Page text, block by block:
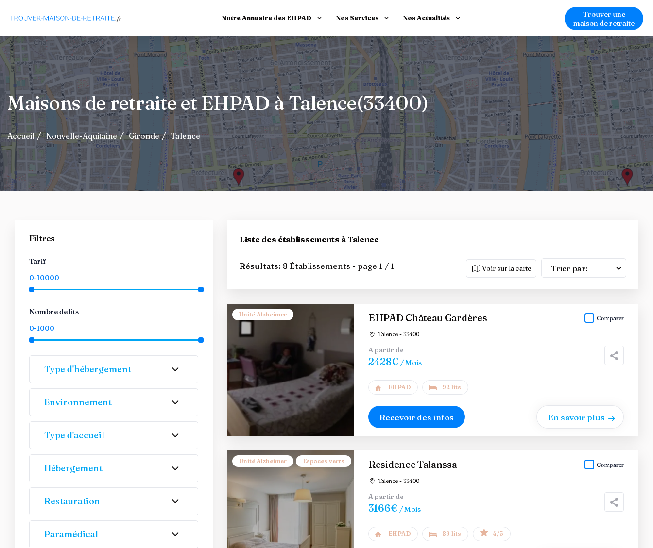
Notre Annuaire des EHPAD Nos Services Nos Actualités
Trouver une
maison de retraite
Maisons de retraite et EHPAD à Talence(33400)
Accueil Nouvelle-Aquitaine Gironde Talence
Liste des établissements à Talence
Résultats: 8 Établissements - page 1 / 1 Voir sur la carte Trier par:
Unité Alzheimer EHPAD Château Gardères
Talence - 33400
Comparer
A partir de
2428€ / Mois
EHPAD 92 lits
Recevoir des infos En savoir plus
Unité Alzheimer Espaces verts Residence Talanssa
Talence - 33400
Comparer
A partir de
3166€ / Mois
EHPAD 89 lits 4/5
Filtres
Tarif
Nombre de lits
Type d'hébergement
Environnement
Type d'accueil
Hébergement
Restauration
Paramédical